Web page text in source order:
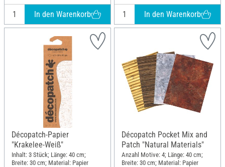
In den Warenkorb In den Warenkorb
Décopatch-Papier
"Krakelee-Weiß"
Inhalt: 3 Stück; Länge: 40 cm;
Breite: 30 cm; Material: Papier
Décopatch Pocket Mix and
Patch "Natural Materials"
Anzahl Motive: 4; Länge: 40 cm;
Breite: 30 cm; Material: Papier